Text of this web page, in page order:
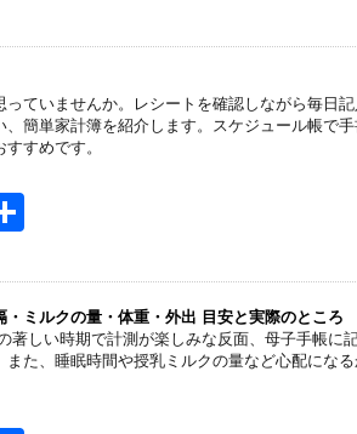
ていませんか。レシートを確認しながら毎日
簡単家計簿を紹介します。スケジュール帳で手
すめです。
・ミルクの量・体重・外出 目安と実際のところ
著しい時期で計測が楽しみな反面、母子手帳に
た、睡眠時間や授乳ミルクの量など心配にな